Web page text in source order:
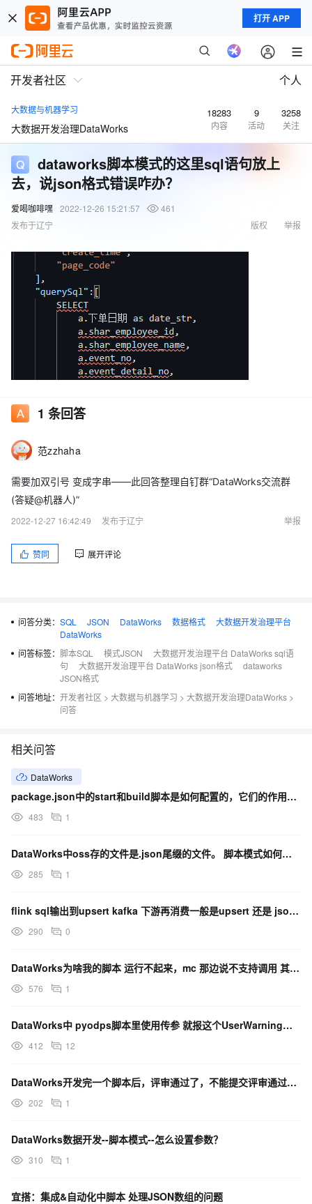
打开 APP
开发者社区 个人
大数据与机器学习
大数据开发治理DataWorks
18283
内容
9
活动
3258
关注
dataworks脚本模式的这里sql语句放上
去，说json格式错误咋办？
爱喝咖啡嘿 2022-12-26 15:21:57
461
发布于辽宁
举报
版权
1 条回答
范zzhaha
需要加双引号 变成字串——此回答整理自钉群“DataWorks交流群
(答疑@机器人)”
2022-12-27 16:42:49
发布于辽宁 举报
赞同 展开评论
问答分类： SQL JSON DataWorks 数据格式
大数据开发治理平台
DataWorks
问答标签： 脚本SQL 模式JSON
大数据开发治理平台 DataWorks sql语
句
大数据开发治理平台 DataWorks json格式
dataworks
JSON格式
问答地址： 开发者社区 > 大数据与机器学习 > 大数据开发治理DataWorks >
问答
相关问答
DataWorks
package.json中的start和build脚本是如何配置的，它们的作用是什么？
483 1
DataWorks中oss存的文件是.json尾缀的文件。 脚本模式如何使用？
285 1
flink sql输出到upsert kafka 下游再消费一般是upsert 还是 json呀？
290 0
DataWorks为啥我的脚本 运行不起来，mc 那边说不支持调用 其它rds 数据库？
576 1
DataWorks中 pyodps脚本里使用传参 就报这个UserWarning怎么办？
412 12
DataWorks开发完一个脚本后，评审通过了，不能提交评审通过的那个版本吗？
202 1
DataWorks数据开发--脚本模式--怎么设置参数？
310 1
宜搭：集成&自动化中脚本 处理JSON数组的问题